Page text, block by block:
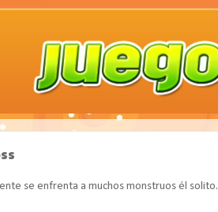
se enfrenta a muchos monstruos él solito.